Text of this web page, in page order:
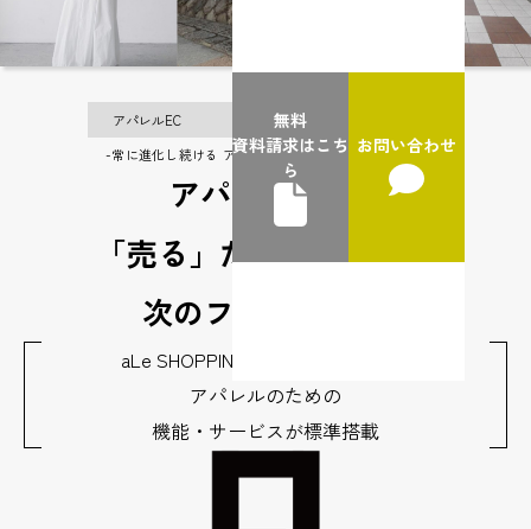
無料
資料請求はこち
ら
お問い合わせ
アパレルEC ブランドEC
-常に進化し続ける アパレル向け EC CART SYSTEM-
アパレルECは
「売る」だけじゃない、
次のフェーズへ。
aLe SHOPPING CART SYSTEMなら
アパレルのための
機能・サービスが標準搭載